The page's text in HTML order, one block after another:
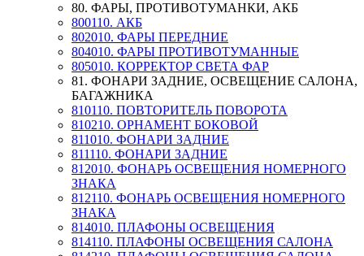
80. ФАРЫ, ПРОТИВОТУМАНКИ, АКБ
800110. АКБ
802010. ФАРЫ ПЕРЕДНИЕ
804010. ФАРЫ ПРОТИВОТУМАННЫЕ
805010. КОРРЕКТОР СВЕТА ФАР
81. ФОНАРИ ЗАДНИЕ, ОСВЕЩЕНИЕ САЛОНА,
БАГАЖНИКА
810110. ПОВТОРИТЕЛЬ ПОВОРОТА
810210. ОРНАМЕНТ БОКОВОЙ
811010. ФОНАРИ ЗАДНИЕ
811110. ФОНАРИ ЗАДНИЕ
812010. ФОНАРЬ ОСВЕЩЕНИЯ НОМЕРНОГО
ЗНАКА
812110. ФОНАРЬ ОСВЕЩЕНИЯ НОМЕРНОГО
ЗНАКА
814010. ПЛАФОНЫ ОСВЕЩЕНИЯ
814110. ПЛАФОНЫ ОСВЕЩЕНИЯ САЛОНА